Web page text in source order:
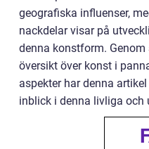
geografiska influenser,
nackdelar visar på
denna konstform.
översikt över konst i
aspekter har denna
inblick i denna livliga och